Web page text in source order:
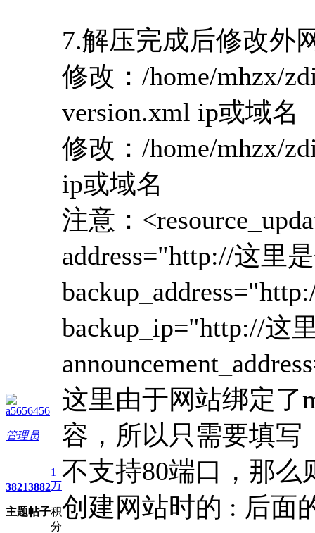
a5656456
管理员
3821
主题
3882
帖子
1
万
积
分
7.解压完成后修改外
修改：/home/mhzx/
version.xml ip或域名
修改：/home/mhzx/
ip或域名
注意：
address="http://这里
backup_ip="http://这
这里由于网站绑定了
容，所以只需要填写
不支持80端口，那么
创建网站时的 : 后面